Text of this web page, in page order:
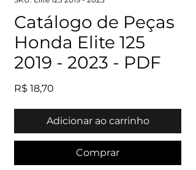
Catálogo de Peças
Honda Elite 125
2019 - 2023 - PDF
R$ 18,70
Adicionar ao carrinho
Comprar